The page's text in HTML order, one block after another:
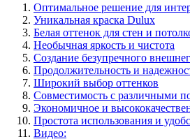
Оптимальное решение для
Уникальная краска Dulux
Белая оттенок для стен и
Необычная яркость и чистота
Создание безупречного
Продолжительность и
Широкий выбор оттенков
Совместимость с различными
Экономичное и
Простота использования и
Видео: